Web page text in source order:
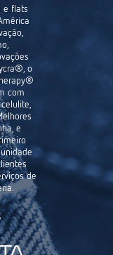
e flats
o
com
e
de